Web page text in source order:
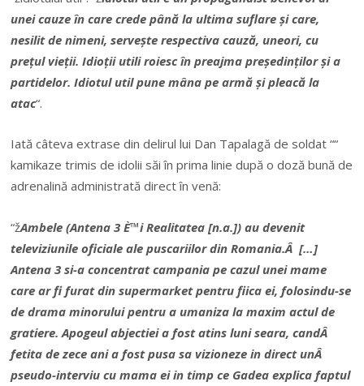
unei cauze în care crede până la ultima suflare și care,
nesilit de nimeni, servește respectiva cauză, uneori, cu
prețul vieții. Idioții utili roiesc în preajma președinților și a
partidelor. Idiotul util pune mâna pe armă și pleacă la
atac“.
Iată câteva extrase din delirul lui Dan Tapalagă de soldat ““
kamikaze trimis de idolii săi în prima linie după o doză bună de
adrenalină administrată direct în venă:
“žAmbele (Antena 3 È™i Realitatea [n.a.]) au devenit
televiziunile oficiale ale puscariilor din Romania.Â […]
Antena 3 si-a concentrat campania pe cazul unei mame
care ar fi furat din supermarket pentru fiica ei, folosindu-se
de drama minorului pentru a umaniza la maxim actul de
gratiere. Apogeul abjectiei a fost atins luni seara, candÂ
fetita de zece ani a fost pusa sa vizioneze in direct unÂ
pseudo-interviu cu mama ei in timp ce Gadea explica faptul